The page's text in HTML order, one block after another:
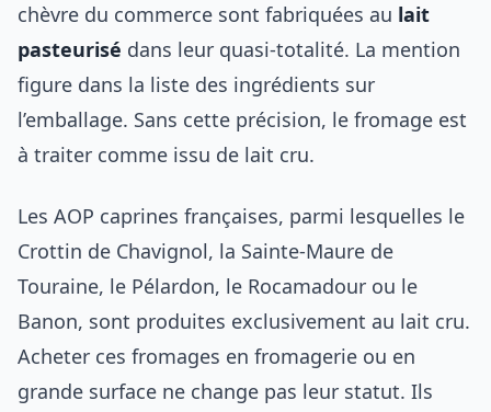
chèvre du commerce sont fabriquées au lait
pasteurisé dans leur quasi-totalité. La mention
figure dans la liste des ingrédients sur
l’emballage. Sans cette précision, le fromage est
à traiter comme issu de lait cru.
Les AOP caprines françaises, parmi lesquelles le
Crottin de Chavignol, la Sainte-Maure de
Touraine, le Pélardon, le Rocamadour ou le
Banon, sont produites exclusivement au lait cru.
Acheter ces fromages en fromagerie ou en
grande surface ne change pas leur statut. Ils